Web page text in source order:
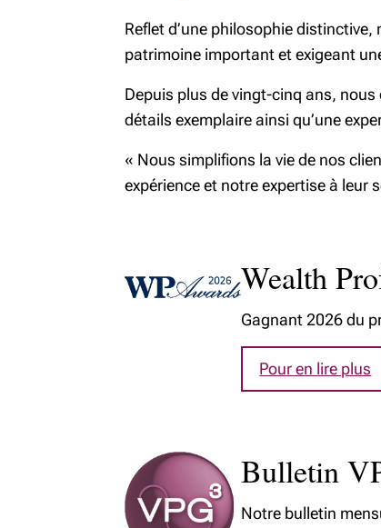
Reflet d’une philosophie
patrimoine important et exigeant
Depuis plus de vingt-cinq ans,
détails exemplaire ainsi qu’une
« Nous simplifions la vie de nos
expérience et notre expertise à leur
Wealth
Gagnant 2026 du
Pour en lire plus
Bulletin
Notre bulletin